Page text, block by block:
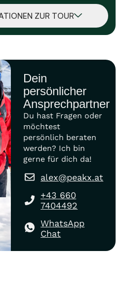
ZUR TOUR
Dein
persönlicher
Ansprechpartner
Du hast Fragen oder
möchtest
persönlich beraten
werden? Ich bin
gerne für dich da!
alex@peakx.at
+43 660
7404492
WhatsApp
Chat